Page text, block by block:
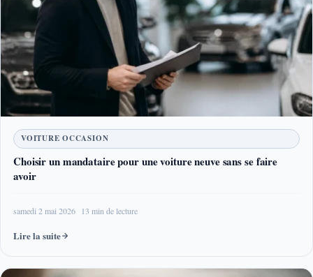
VOITURE OCCASION
Choisir un mandataire pour une voiture neuve sans se faire
avoir
samedi 2 mai 2026 13 min de lecture
Lire la suite